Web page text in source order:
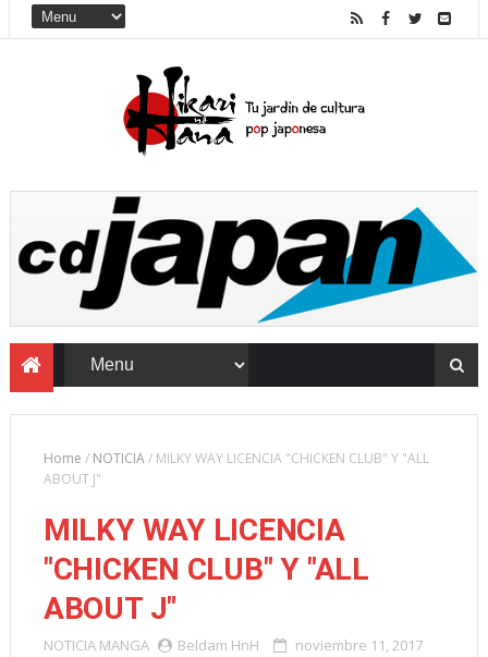
Home / NOTICIA/ MILKY WAY LICENCIA "CHICKEN CLUB" Y "ALL
ABOUT J"
MILKY WAY LICENCIA
"CHICKEN CLUB" Y "ALL
ABOUT J"
NOTICIA MANGA Beldam HnH
noviembre 11, 2017